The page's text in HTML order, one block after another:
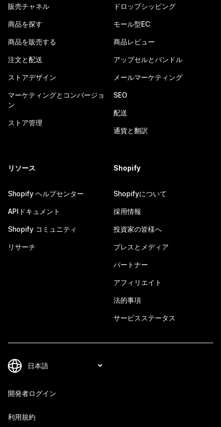
販売チャネル
商品を探す
商品を販売する
注文と配送
ストアデザイン
マーケティングとコンバージョ
ン
ストア管理
ドロップシッピング
モール型EC
商品レビュー
アップセルとバンドル
メールマーケティング
SEO
配送
通貨と翻訳
リソース
Shopify ヘルプセンター
APIドキュメント
Shopify コミュニティ
リサーチ
Shopify
Shopifyについて
採用情報
投資家の皆様へ
プレスとメディア
パートナー
アフィリエイト
法的事項
サービスステータス
開発者ログイン
利用規約